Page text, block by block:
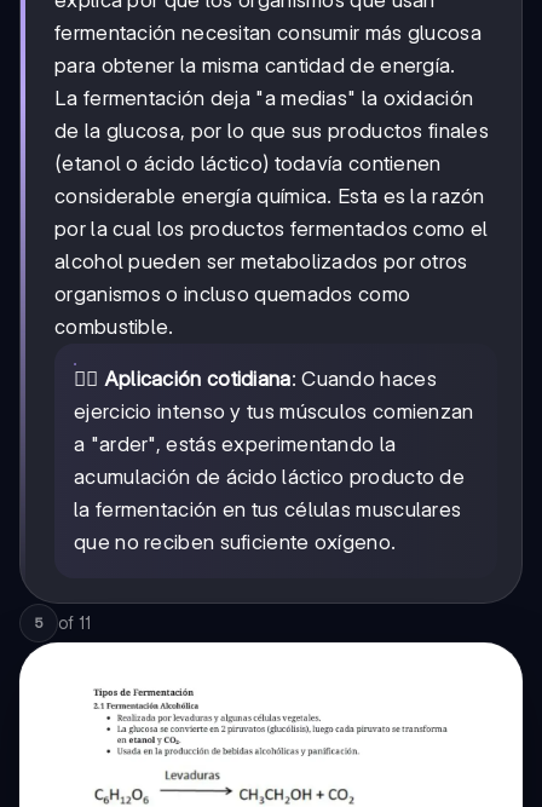
fermentación necesitan consumir más glucosa
para obtener la misma cantidad de energía.
La fermentación deja "a medias" la oxidación
de la glucosa, por lo que sus productos finales
(etanol o ácido láctico) todavía contienen
considerable energía química. Esta es la razón
por la cual los productos fermentados como el
alcohol pueden ser metabolizados por otros
organismos o incluso quemados como
combustible.
🏃‍♀️ Aplicación cotidiana: Cuando haces
ejercicio intenso y tus músculos comienzan
a "arder", estás experimentando la
acumulación de ácido láctico producto de
la fermentación en tus células musculares
que no reciben suficiente oxígeno.
5 of 11